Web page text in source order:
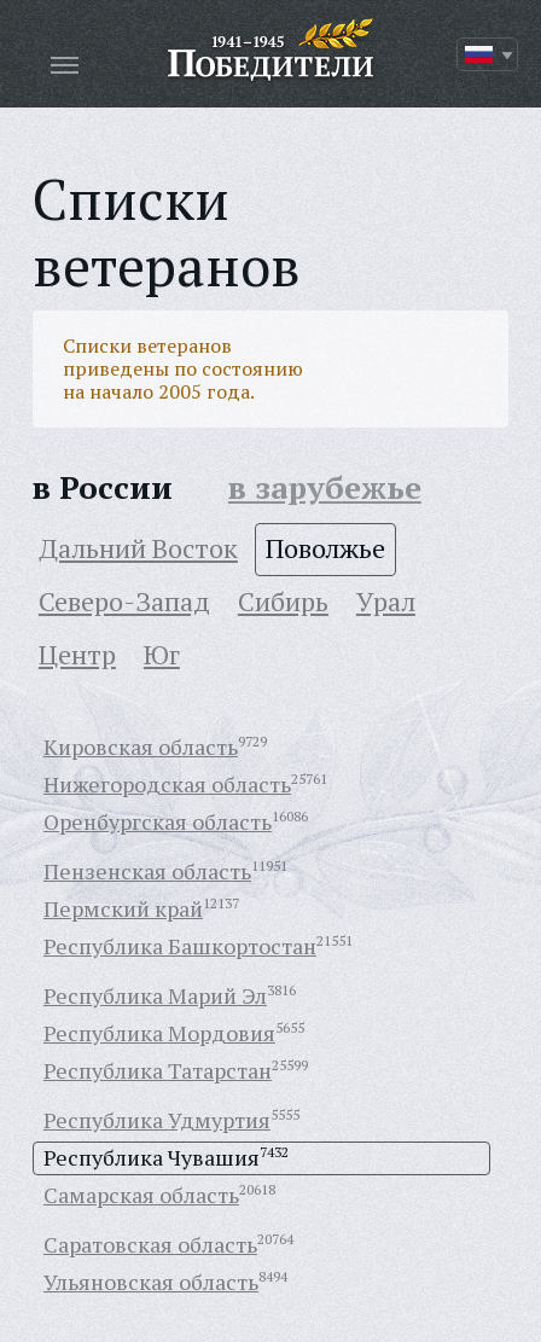
Списки
ветеранов
Списки ветеранов
приведены по состоянию
на начало 2005 года.
в России в зарубежье
Дальний Восток
Поволжье
Северо-Запад
Сибирь
Урал
Центр
Юг
Кировская область9729
Нижегородская область25761
Оренбургская область16086
Пензенская область11951
Пермский край 12137
Республика Башкортостан21551
Республика Марий Эл3816
Республика Мордовия5655
Республика Татарстан25599
Республика Удмуртия5555
Республика Чувашия7432
Самарская область20618
Саратовская область20764
Ульяновская область8494